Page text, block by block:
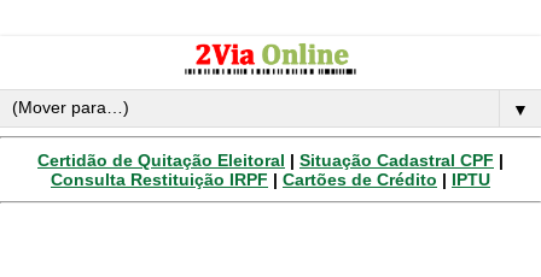
▼
Certidão de Quitação Eleitoral | Situação Cadastral CPF |
Consulta Restituição IRPF | Cartões de Crédito | IPTU